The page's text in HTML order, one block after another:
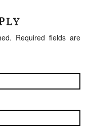
Required fields are